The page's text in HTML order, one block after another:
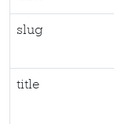
slug
title